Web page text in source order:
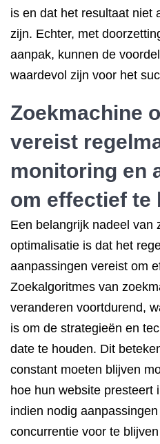
is en dat het resultaat niet
zijn. Echter, met
aanpak, kunnen de
waardevol zijn voor het
Zoekmachine
vereist
monitoring en
om effectief te
Een belangrijk nadeel van
optimalisatie is dat het
aanpassingen vereist om
Zoekalgoritmes van
veranderen voortdurend,
is om de strategieën en
date te houden. Dit
constant moeten blijven
hoe hun website presteert
indien nodig
concurrentie voor te